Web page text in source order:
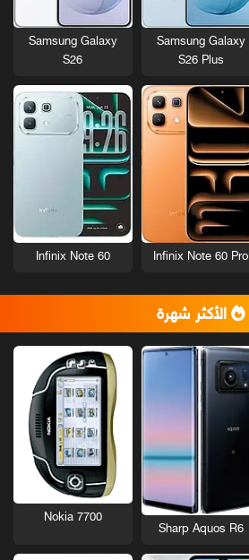
Samsung Galaxy
S26 Plus
Samsung Galaxy
S26
Infinix Note 60 Pro
Infinix Note 60
الأكثر شهرة
Sharp Aquos R6
Nokia 7700